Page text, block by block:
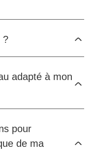
?
adapté à mon
pour
de ma